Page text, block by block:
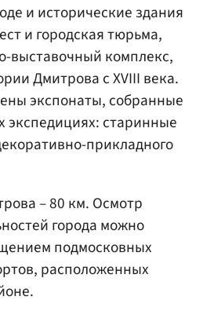
и исторические здания
и городская тюрьма,
выставочный комплекс,
Дмитрова с XVIII века.
экспонаты, собранные
экспедициях: старинные
прикладного
– 80 км. Осмотр
города можно
подмосковных
расположенных